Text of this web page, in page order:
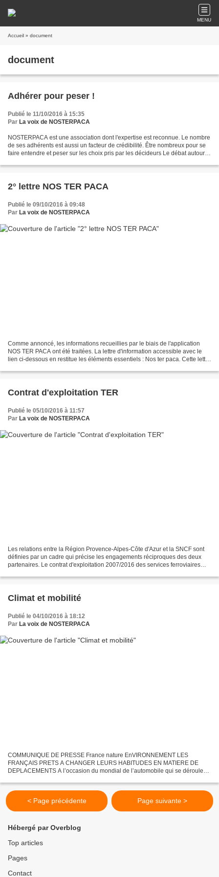
MENU
Accueil » document
document
Adhérer pour peser !
Publié le 11/10/2016 à 15:35
Par La voix de NOSTERPACA
NOSTERPACA est une association dont l'expertise est reconnue. Le nombre
de ses adhérents est aussi un facteur de crédibilité. Être nombreux pour se
faire entendre et peser sur les choix pris par les décideurs Le débat autour
2° lettre NOS TER PACA
Publié le 09/10/2016 à 09:48
Par La voix de NOSTERPACA
Comme annoncé, les informations recueillies par le biais de l'application
NOS TER PACA ont été traitées. La lettre d'information accessible avec le
lien ci-dessous en restitue les éléments essentiels : Nos ter paca. Cette lettre
Contrat d'exploitation TER
Publié le 05/10/2016 à 11:57
Par La voix de NOSTERPACA
Les relations entre la Région Provence-Alpes-Côte d'Azur et la SNCF sont
définies par un cadre qui précise les engagements réciproques des deux
partenaires. Le contrat d'exploitation 2007/2016 des services ferroviaires
Climat et mobilité
Publié le 04/10/2016 à 18:12
Par La voix de NOSTERPACA
COMMUNIQUE DE PRESSE France nature EnVIRONNEMENT LES
FRANÇAIS PRETS A CHANGER LEURS HABITUDES EN MATIERE DE
DEPLACEMENTS A l’occasion du mondial de l’automobile qui se déroule
Fondation PSA...
< Page précédente Page suivante >
Hébergé par Overblog
Top articles
Pages
Contact